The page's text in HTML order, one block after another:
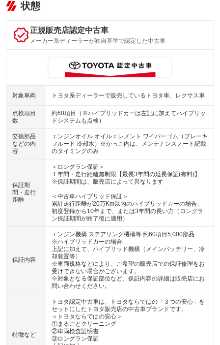
状態
正規販売店認定中古車
メーカー系ディーラーが独自基準で認定した中古車
対象車両 トヨタ系ディーラーで販売しているトヨタ車、レクサス車
点検項目
数
約60項目（※ハイブリッドカーは左記に加えてハイブリッ
ドシステムも点検）
交換部品
などの内
容
エンジンオイル オイルエレメント ワイパーゴム（ブレーキ
フルード 冷却水）※かっこ内は、メンテナンスノート記載
のタイミングのみ
保証期
間・走行
距離
＜ロングラン保証＞
１年間・走行距離無制限【最長3年間の延長保証(有料)】
※保証期間は、販売店によって異なります
＜中古車ハイブリッド保証＞
累計走行距離が20万Km以内のハイブリッドカーの場合、
初度登録から10年まで、または3年間の長い方（ロングラ
ン保証期間が終了後に適用）
保証内容
エンジン機構 ステアリング機構等 約60項目5,000部品
※ハイブリッドカーの場合
上記に加えて、ハイブリッド機構（メインバッテリー、冷
却装置等）
※車両規格などにより、ご希望の販売店での保証修理をお
受けできない場合がございます。
※対象となる保証部位など、保証内容の詳細は販売店にお
問い合わせください。
特徴など
トヨタ認定中古車は、トヨタならではの「３つの安心」を
セットにしたトヨタ販売店の中古車ブランドです。
＜トヨタならではの安心＞
①まるごとクリーニング
②車両検査証明書
③ロングラン保証